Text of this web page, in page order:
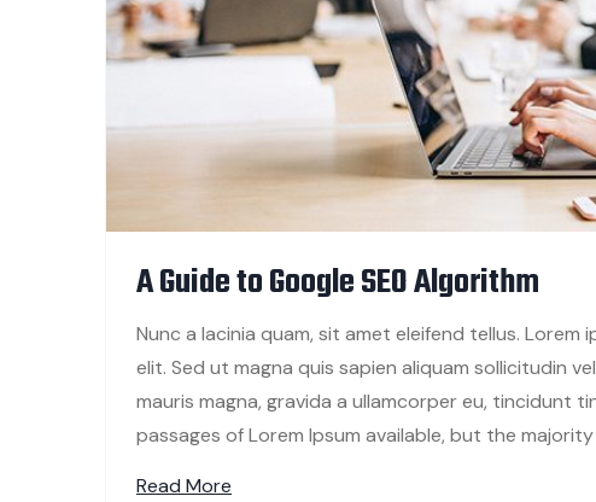
A Guide to Google SEO Algorithm
Nunc a lacinia quam, sit amet eleifend tellus.
elit. Sed ut magna quis sapien aliquam sollicitudin
mauris magna, gravida a ullamcorper eu, tincidunt
passages of Lorem Ipsum available, but the
Read More